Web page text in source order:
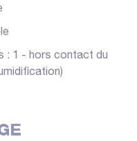
: 1 - hors contact du